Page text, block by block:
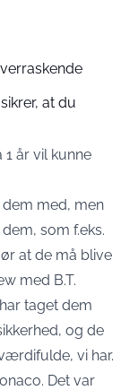
at du
1 år vil kunne
dem med, men
som f.eks.
at de må blive
med B.T.
taget dem
og de
vi har.
Det var